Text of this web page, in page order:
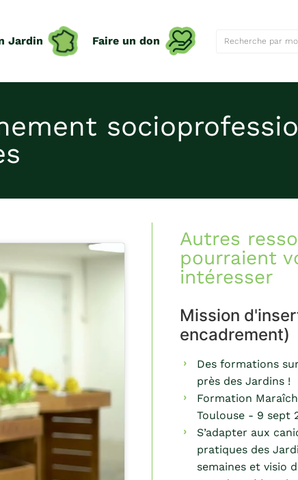
Jardin Faire un don
Autres
pourraient
intéresser
Mission
encadrement)
Des formations
près des Jardins !
Formation
Toulouse - 9 sept
S’adapter aux
pratiques des
semaines et visio